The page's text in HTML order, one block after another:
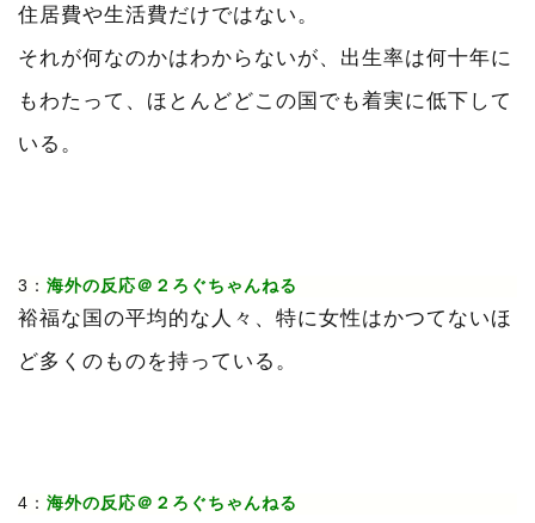
住居費や生活費だけではない。
それが何なのかはわからないが、出生率は何十年に
もわたって、ほとんどどこの国でも着実に低下して
いる。
3： 海外の反応＠２ろぐちゃんねる
裕福な国の平均的な人々、特に女性はかつてないほ
ど多くのものを持っている。
4： 海外の反応＠２ろぐちゃんねる